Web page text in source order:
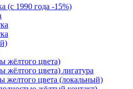
(с 1990 года -15%)
жёлтого цвета)
жёлтого цвета) лигатура
желтого цвета (локальный)